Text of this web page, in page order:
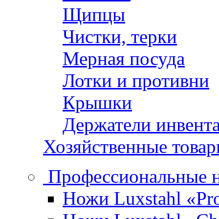
Щипцы
Чистки, терки
Мерная посуда
Лотки и противни
Крышки
Держатели
Хозяйственные
Профессиональные
Ножи Luxstahl